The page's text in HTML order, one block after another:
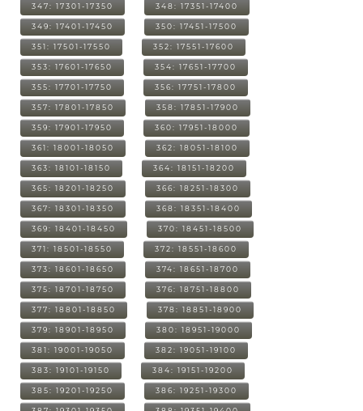
347: 17301-17350 348: 17351-17400
349: 17401-17450 350: 17451-17500
351: 17501-17550 352: 17551-17600
353: 17601-17650 354: 17651-17700
355: 17701-17750 356: 17751-17800
357: 17801-17850 358: 17851-17900
359: 17901-17950 360: 17951-18000
361: 18001-18050 362: 18051-18100
363: 18101-18150 364: 18151-18200
365: 18201-18250 366: 18251-18300
367: 18301-18350 368: 18351-18400
369: 18401-18450 370: 18451-18500
371: 18501-18550 372: 18551-18600
373: 18601-18650 374: 18651-18700
375: 18701-18750 376: 18751-18800
377: 18801-18850 378: 18851-18900
379: 18901-18950 380: 18951-19000
381: 19001-19050 382: 19051-19100
383: 19101-19150 384: 19151-19200
385: 19201-19250 386: 19251-19300